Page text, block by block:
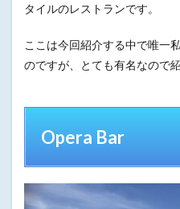
タイルのレストランです。
ここは今回紹介する中で唯一
のですが、とても有名なので
Opera Bar